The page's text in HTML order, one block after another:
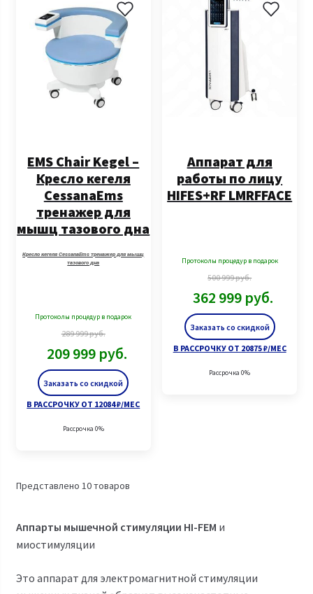
Заказать со скидкой
EMS Chair Kegel –
Кресло кегеля
CessanaEms
тренажер для
мышц тазового дна
Кресло кегеля CessanaEms тренажер для мышц
тазового дна
Протоколы процедур в подарок
289 999руб.
209 999 руб.
В РАССРОЧКУ ОТ 12084 ₽/МЕС
Рассрочка 0%
Заказать со скидкой
Аппарат для
работы по лицу
HIFES+RF LMRFFACE
Протоколы процедур в подарок
500 999руб.
362 999 руб.
В РАССРОЧКУ ОТ 20875 ₽/МЕС
Рассрочка 0%
Представлено 10 товаров
Аппарты мышечной стимуляции HI-FEM и
миостимуляции
Это аппарат для электромагнитной стимуляции